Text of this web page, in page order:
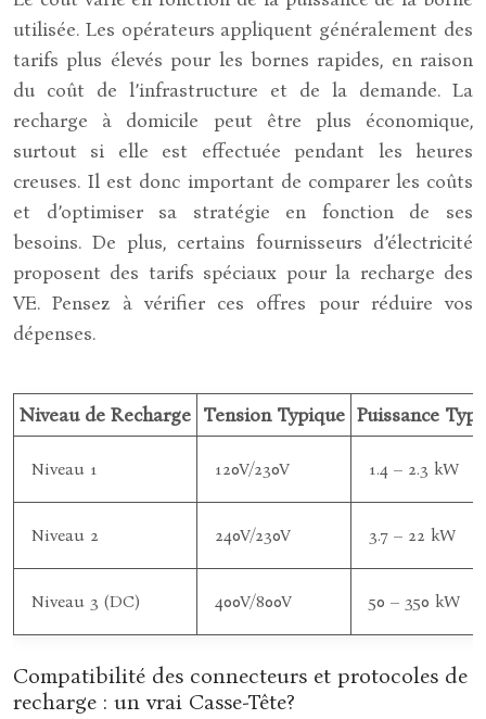
utilisée. Les opérateurs appliquent généralement des
tarifs plus élevés pour les bornes rapides, en raison
du coût de l’infrastructure et de la demande. La
recharge à domicile peut être plus économique,
surtout si elle est effectuée pendant les heures
creuses. Il est donc important de comparer les coûts
et d’optimiser sa stratégie en fonction de ses
besoins. De plus, certains fournisseurs d’électricité
proposent des tarifs spéciaux pour la recharge des
VE. Pensez à vérifier ces offres pour réduire vos
dépenses.
Niveau de Recharge Tension Typique Puissance
Niveau 1 120V/230V 1.4 – 2.3 kW
Niveau 2 240V/230V 3.7 – 22 kW
Niveau 3 (DC) 400V/800V 50 – 350 kW
Compatibilité des connecteurs et protocoles de
recharge : un vrai Casse-Tête?